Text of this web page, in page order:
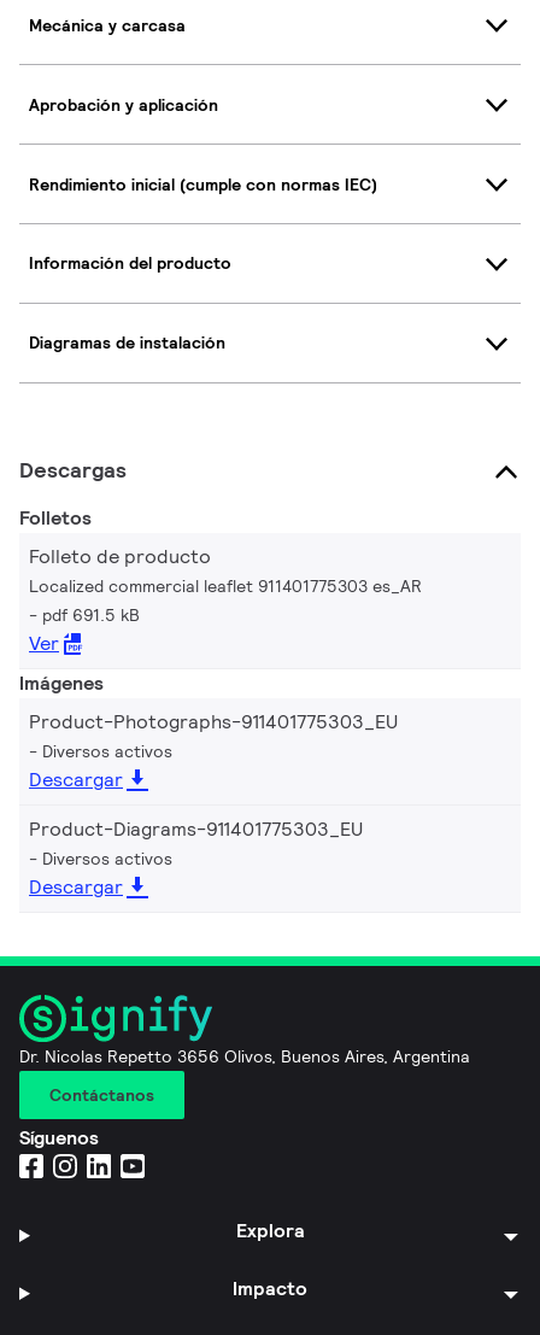
Mecánica y carcasa
Aprobación y aplicación
Rendimiento inicial (cumple con normas IEC)
Información del producto
Diagramas de instalación
Descargas
Folletos
Folleto de producto
Localized commercial leaflet 911401775303 es_AR
pdf 691.5 kB
Ver
Imágenes
Product-Photographs-911401775303_EU
Diversos activos
Descargar
Product-Diagrams-911401775303_EU
Diversos activos
Descargar
Dr. Nicolas Repetto 3656 Olivos, Buenos Aires, Argentina
Contáctanos
Síguenos
Explora
Impacto